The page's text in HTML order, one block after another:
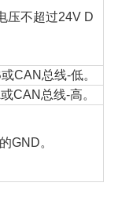
压不超过24V D
CAN总线-低。
CAN总线-高。
GND。